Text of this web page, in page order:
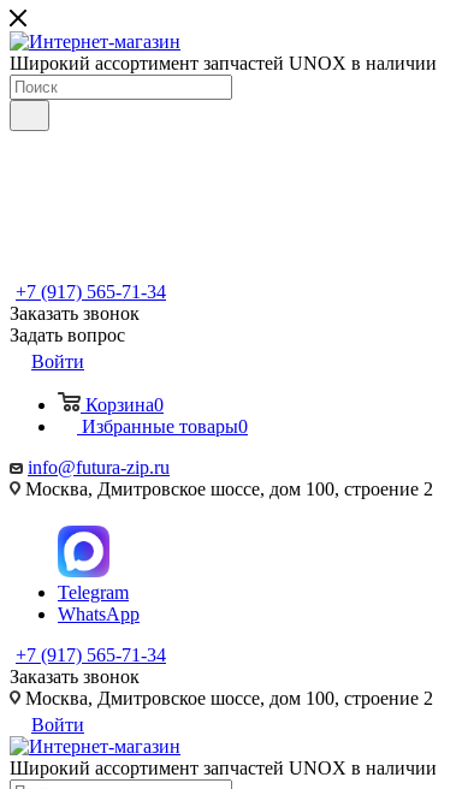
Широкий ассортимент запчастей UNOX в наличии
+7 (917) 565-71-34
Заказать звонок
Задать вопрос
Войти
Корзина0
Избранные товары0
info@futura-zip.ru
Москва, Дмитровское шоссе, дом 100, строение 2
Telegram
WhatsApp
+7 (917) 565-71-34
Заказать звонок
Москва, Дмитровское шоссе, дом 100, строение 2
Войти
Широкий ассортимент запчастей UNOX в наличии